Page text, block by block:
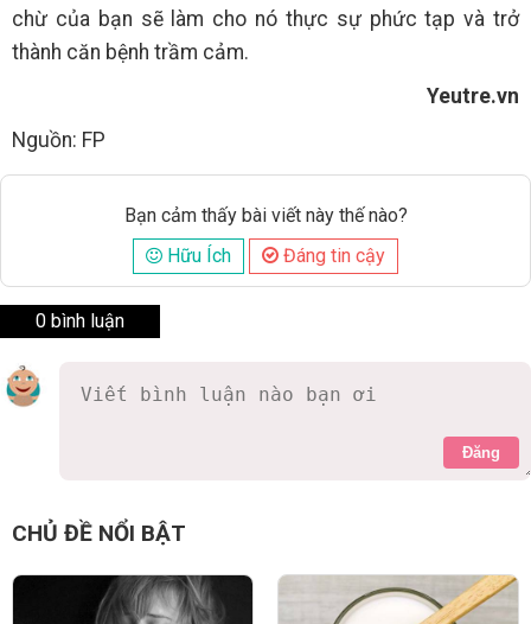
chừ của bạn sẽ làm cho nó thực sự phức tạp và trở
thành căn bệnh trầm cảm.
Yeutre.vn
Nguồn: FP
Bạn cảm thấy bài viết này thế nào?
Hữu Ích
Đáng tin cậy
0 bình luận
Đăng
CHỦ ĐỀ NỔI BẬT